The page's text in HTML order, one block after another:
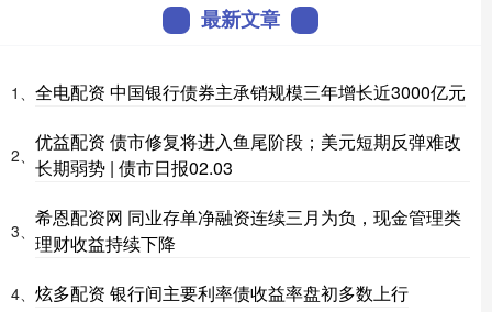
最新文章
1、 全电配资 中国银行债券主承销规模三年增长近3000亿元
2、
优益配资 债市修复将进入鱼尾阶段；美元短期反弹难改
长期弱势 | 债市日报02.03
3、
希恩配资网 同业存单净融资连续三月为负，现金管理类
理财收益持续下降
4、 炫多配资 银行间主要利率债收益率盘初多数上行